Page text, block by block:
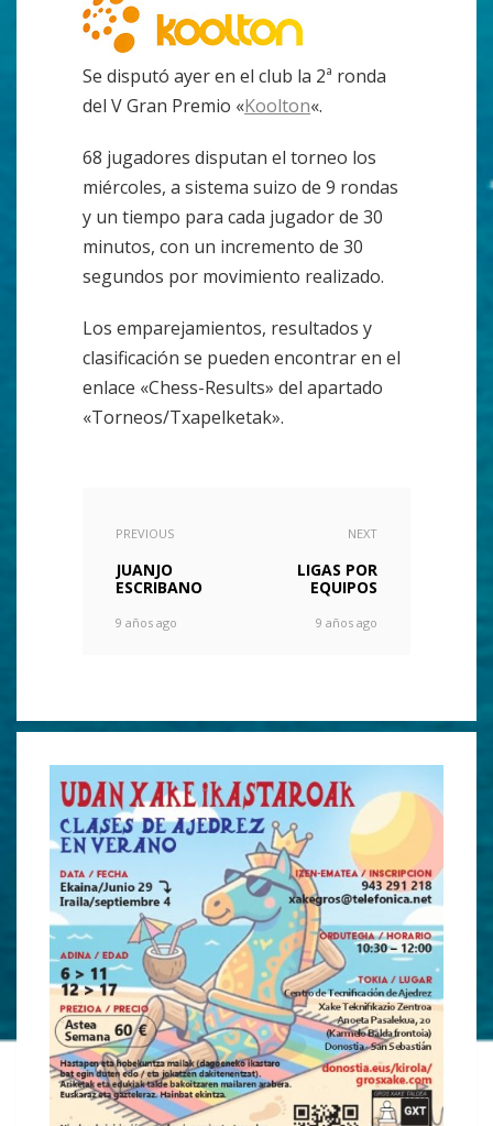
Se disputó ayer en el club la 2ª ronda
del V Gran Premio «Koolton«.
68 jugadores disputan el torneo los
miércoles, a sistema suizo de 9 rondas
y un tiempo para cada jugador de 30
minutos, con un incremento de 30
segundos por movimiento realizado.
Los emparejamientos, resultados y
clasificación se pueden encontrar en el
enlace «Chess-Results» del apartado
«Torneos/Txapelketak».
PREVIOUS
JUANJO
ESCRIBANO
9 años ago
NEXT
LIGAS POR
EQUIPOS
9 años ago